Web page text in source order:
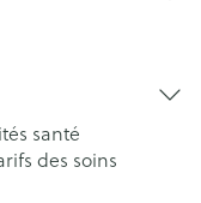
santé
des soins